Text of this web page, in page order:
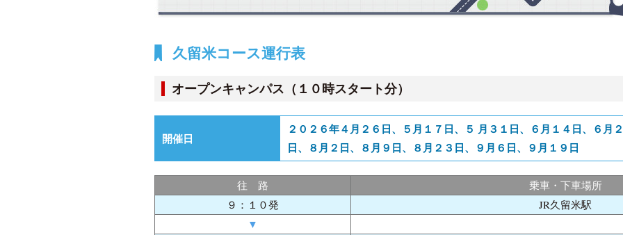
久留米コース運行表
オープンキャンパス（１０時スタート分）
開催日
２０２６年４月２６日、５月１７日、５ 月３１日、６月１４日、６月
日、８月２日、８月９日、８月２３日、９月６日、９月１９日
往 路
乗車・下車場所
９：１０発
JR久留米駅
▼